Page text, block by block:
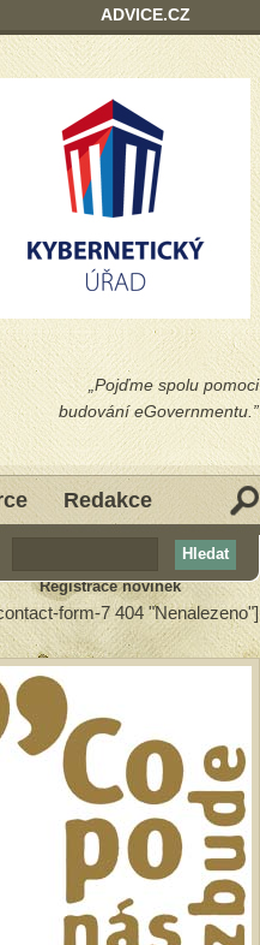
„Pojďme spolu pomoci
budování eGovernmentu.”
Redakce
Registrace novinek
form-7 404 "Nenalezeno"]
ADVICE.CZ